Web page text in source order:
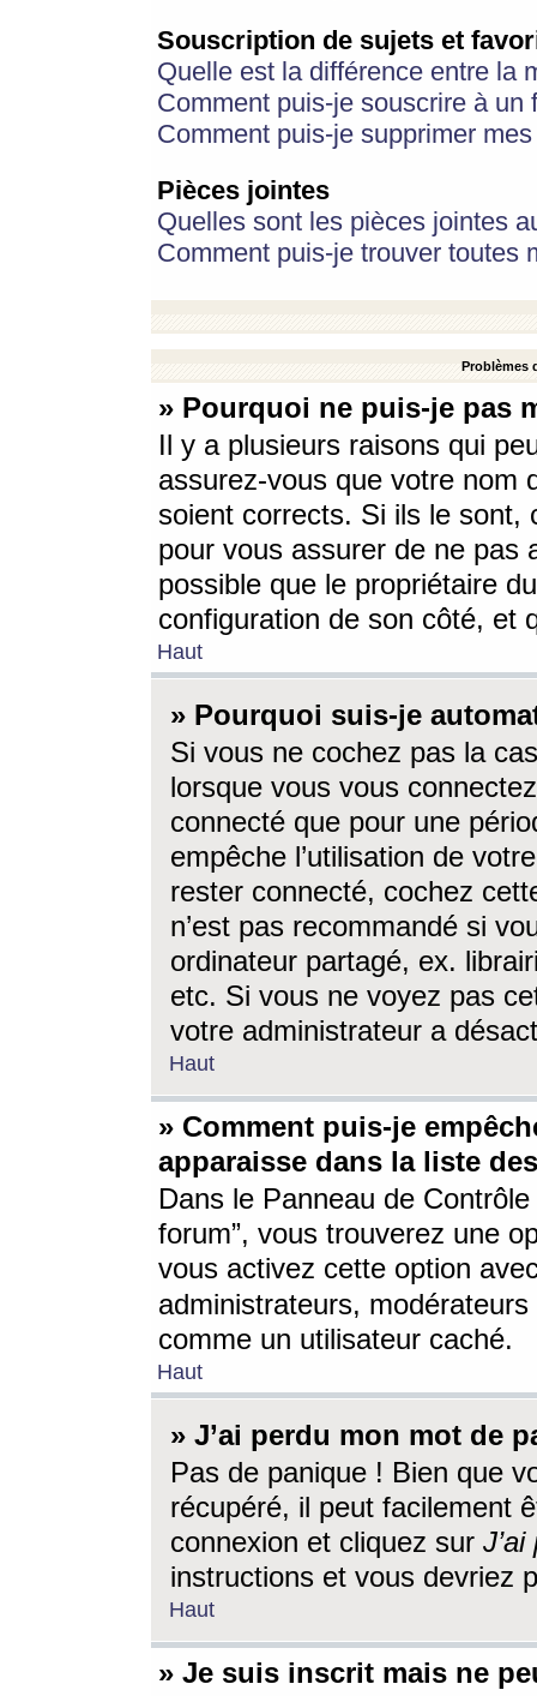
Souscription de sujets et
Quelle est la différence entre la
Comment puis-je souscrire à
Comment puis-je supprimer
Pièces jointes
Quelles sont les pièces jointes
Comment puis-je trouver toutes
Problèmes
» Pourquoi ne puis-je pas
Il y a plusieurs raisons qui
assurez-vous que votre nom
soient corrects. Si ils le sont,
pour vous assurer de ne pas
possible que le propriétaire
configuration de son côté, et
Haut
» Pourquoi suis-je
Si vous ne cochez pas la
lorsque vous vous
connecté que pour une
empêche l’utilisation de
rester connecté, cochez
n’est pas recommandé si
ordinateur partagé, ex.
etc. Si vous ne voyez pas
votre administrateur a
Haut
» Comment puis-je
apparaisse dans la liste
Dans le Panneau de
forum”, vous trouverez une
vous activez cette option
administrateurs,
comme un utilisateur caché.
Haut
» J’ai perdu mon mot de
Pas de panique ! Bien que
récupéré, il peut facilement
connexion et cliquez sur
instructions et vous devriez
Haut
» Je suis inscrit mais ne